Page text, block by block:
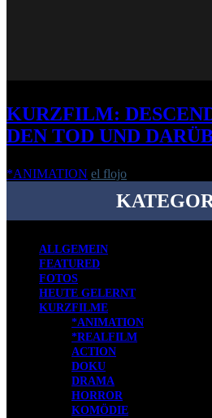
KURZFILM:
DEN TOD UND
*ANIMATION el flojo
ALLGEMEIN
FEATURED
FOTOS
HEUTE GELERNT
KURZFILME
*ANIMATION
*REALFILM
ACTION
DOKU
DRAMA
HORROR
KOMÖDIE